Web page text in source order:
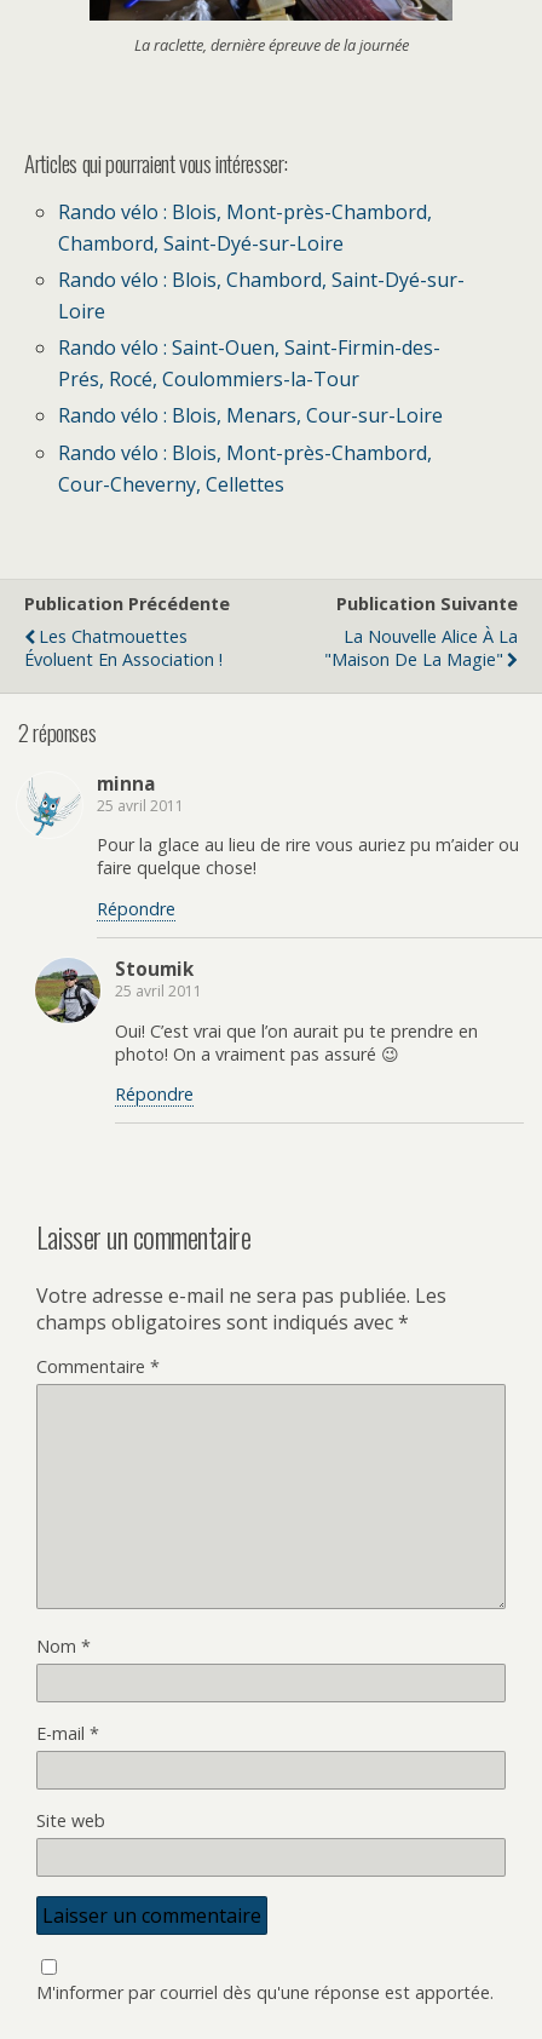
La raclette, dernière épreuve de la journée
Articles qui pourraient vous intéresser:
Rando vélo : Blois, Mont-près-Chambord,
Chambord, Saint-Dyé-sur-Loire
Rando vélo : Blois, Chambord, Saint-Dyé-sur-
Loire
Rando vélo : Saint-Ouen, Saint-Firmin-des-
Prés, Rocé, Coulommiers-la-Tour
Rando vélo : Blois, Menars, Cour-sur-Loire
Rando vélo : Blois, Mont-près-Chambord,
Cour-Cheverny, Cellettes
Publication Précédente
Les Chatmouettes
Évoluent En Association !
Publication Suivante
La Nouvelle Alice À La
"Maison De La Magie"
2 réponses
minna
25 avril 2011
Pour la glace au lieu de rire vous auriez pu m’aider ou
faire quelque chose!
Répondre
Stoumik
25 avril 2011
Oui! C’est vrai que l’on aurait pu te prendre en
photo! On a vraiment pas assuré 😉
Répondre
Laisser un commentaire
Votre adresse e-mail ne sera pas publiée. Les
champs obligatoires sont indiqués avec*
Commentaire *
Nom *
E-mail *
Site web
M'informer par courriel dès qu'une réponse est apportée.